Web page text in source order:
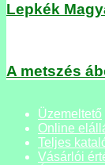
Lepkék
A metszés
Üzemeltető
Online
Teljes
Vásárlói